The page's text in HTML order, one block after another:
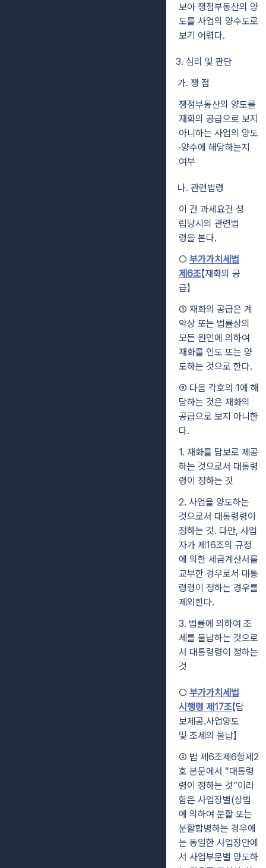
보아 쟁점부동산의 양
도를 사업의 양수도로
보기 어렵다.
3. 심리 및 판단
가. 쟁 점
쟁점부동산의 양도를
재화의 공급으로 보지
아니하는 사업의 양도
·양수에 해당하는지
여부
나. 관련법령
이 건 과세요건 성
립당시의 관련법
령을 본다.
○ 부가가치세법
제6조【재화의 공
급】
① 재화의 공급은 계
약상 또는 법률상의
모든 원인에 의하여
재화를 인도 또는 양
도하는 것으로 한다.
⑥ 다음 각호의 1에 해
당하는 것은 재화의
공급으로 보지 아니한
다.
1. 재화를 담보로 제공
하는 것으로서 대통령
령이 정하는 것
2. 사업을 양도하는
것으로서 대통령령이
정하는 것. 다만, 사업
자가 제16조의 규정
에 의한 세금계산서를
교부한 경우로서 대통
령령이 정하는 경우를
제외한다.
3. 법률에 의하여 조
세를 물납하는 것으로
서 대통령령이 정하는
것
○ 부가가치세법
시행령 제17조【담
보제공․사업양도
및 조세의 물납】
② 법 제6조제6항제2
호 본문에서 “대통령
령이 정하는 것”이라
함은 사업장별(상법
에 의하여 분할 또는
분할합병하는 경우에
는 동일한 사업장안에
서 사업부문별 양도하